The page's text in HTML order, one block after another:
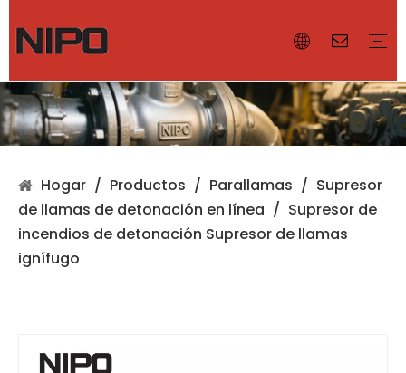
Hogar / Productos / Parallamas / Supresor
de llamas de detonación en línea / Supresor de
incendios de detonación Supresor de llamas
ignífugo